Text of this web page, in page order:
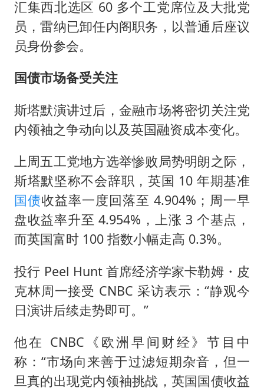
汇集西北选区 60 多个工党席位及大批党
员，雷纳已卸任内阁职务，以普通后座议
员身份参会。
国债市场备受关注
斯塔默演讲过后，金融市场将密切关注党
内领袖之争动向以及英国融资成本变化。
上周五工党地方选举惨败局势明朗之际，
斯塔默坚称不会辞职，英国 10 年期基准
国债收益率一度回落至 4.904%；周一早
盘收益率升至 4.954%，上涨 3 个基点，
而英国富时 100 指数小幅走高 0.3%。
投行 Peel Hunt 首席经济学家卡勒姆・皮
克林周一接受 CNBC 采访表示：“静观今
日演讲后续走势即可。”
他在 CNBC《欧洲早间财经》节目中
称：“市场向来善于过滤短期杂音，但一
旦真的出现党内领袖挑战，英国国债收益